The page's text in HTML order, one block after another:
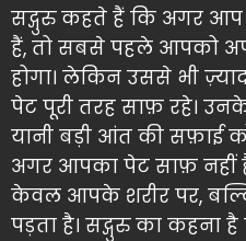
सद्गुरु कहते हैं कि अगर आप
हैं, तो सबसे पहले आपको
होगा। लेकिन उससे भी
पेट पूरी तरह साफ़ रहे।
यानी बड़ी आंत की सफ़ाई
अगर आपका पेट साफ़ नहीं
केवल आपके शरीर पर,
पड़ता है। सद्गुरु का कहना